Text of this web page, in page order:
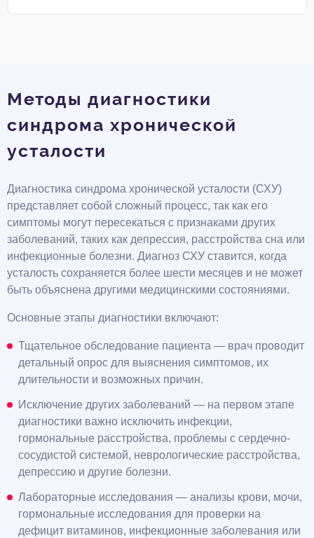
Методы диагностики
синдрома хронической
усталости
Диагностика синдрома хронической усталости (СХУ)
представляет собой сложный процесс, так как его
симптомы могут пересекаться с признаками других
заболеваний, таких как депрессия, расстройства сна или
инфекционные болезни. Диагноз СХУ ставится, когда
усталость сохраняется более шести месяцев и не может
быть объяснена другими медицинскими состояниями.
Основные этапы диагностики включают:
Тщательное обследование пациента — врач проводит
детальный опрос для выяснения симптомов, их
длительности и возможных причин.
Исключение других заболеваний — на первом этапе
диагностики важно исключить инфекции,
гормональные расстройства, проблемы с сердечно-
сосудистой системой, неврологические расстройства,
депрессию и другие болезни.
Лабораторные исследования — анализы крови, мочи,
гормональные исследования для проверки на
дефицит витаминов, инфекционные заболевания или